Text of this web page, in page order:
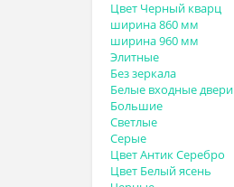
Цвет Черный кварц
ширина 860 мм
ширина 960 мм
Элитные
Без зеркала
Белые входные двери
Большие
Светлые
Серые
Цвет Антик Серебро
Цвет Белый ясень